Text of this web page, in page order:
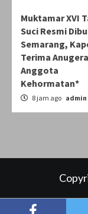
Muktamar XVI
Suci Resmi
Semarang,
Terima
Anggota
Kehormatan*
8 jam ago admin